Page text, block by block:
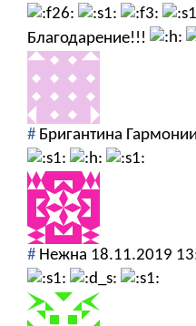
Благодарение!!!
# Бригантина Гармонии
# Нежна 18.11.2019